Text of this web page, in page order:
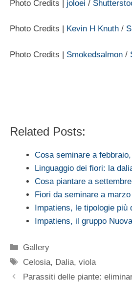
Photo Credits | joloei /
Photo Credits | Kevin H Knuth /
Photo Credits | Smokedsalmon /
Related Posts:
Cosa seminare a
Linguaggio dei fiori: la
Cosa piantare a
Fiori da seminare a marzo
Impatiens, le tipologie
Impatiens, il gruppo
Categorie
Gallery
Tag
Celosia, Dalia,viola
Parassiti delle piante: